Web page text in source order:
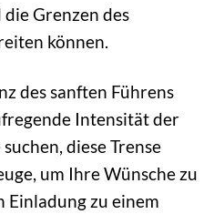
Grenzen des
können.
des sanften Führens
Intensität der
diese Trense
um Ihre Wünsche zu
Einladung zu einem